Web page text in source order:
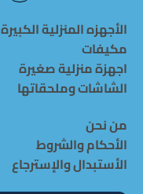
الأجهزه المنزلية الكبيرة
مكيفات
اجهزة منزلية صغيرة
الشاشات وملحقاتها
من نحن
الأحكام والشروط
الأستبدال والإسترجاع